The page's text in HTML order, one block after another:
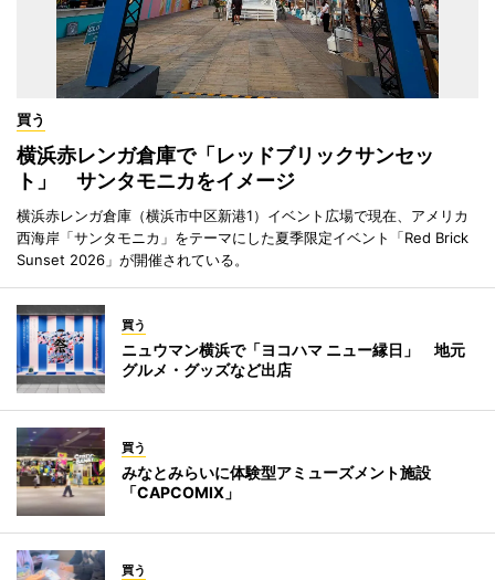
買う
横浜赤レンガ倉庫で「レッドブリックサンセッ
ト」 サンタモニカをイメージ
横浜赤レンガ倉庫（横浜市中区新港1）イベント広場で現在、アメリカ
西海岸「サンタモニカ」をテーマにした夏季限定イベント「Red Brick
Sunset 2026」が開催されている。
買う
ニュウマン横浜で「ヨコハマ ニュー縁日」 地元
グルメ・グッズなど出店
買う
みなとみらいに体験型アミューズメント施設
「CAPCOMIX」
買う